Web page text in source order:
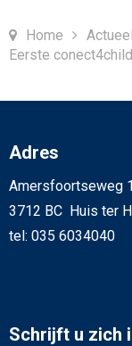
Home
Actueel
Eerste
Adres
Amersfoortseweg
3712 BC Huis ter
tel: 035 6034040
Schrijft u zich